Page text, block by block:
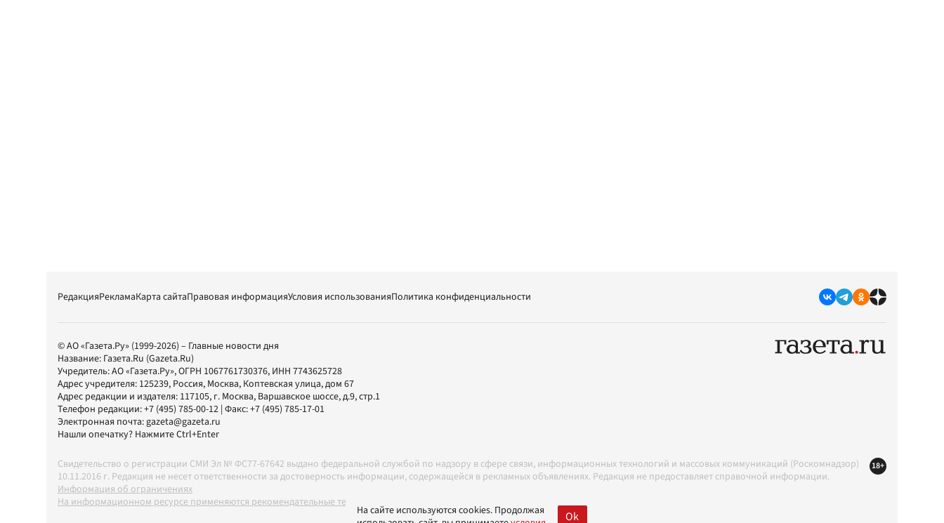
РедакцияРекламаКарта сайтаПравовая информацияУсловия использованияПолитика конфиденциальности
© АО «Газета.Ру» (1999-2026) – Главные новости дня
Название: Газета.Ru (Gazeta.Ru)
Учредитель:АО «Газета.Ру», ОГРН 1067761730376, ИНН 7743625728
Адрес учредителя: 125239, Россия, Москва, Коптевская улица, дом 67
Адрес редакции и издателя: 117105, г. Москва, Варшавское шоссе, д.9, стр.1
Телефон редакции:+7 (495) 785-00-12 | Факс:+7 (495) 785-17-01
Электронная почта:gazeta@gazeta.ru
Нашли опечатку? Нажмите Ctrl+Enter
Свидетельство о регистрации СМИ Эл № ФС77-67642 выдано федеральной службой по надзору в сфере связи, информационных технологий и массовых коммуникаций (Роскомнадзор)
10.11.2016 г. Редакция не несет ответственности за достоверность информации, содержащейся в рекламных объявлениях. Редакция не предоставляет справочной информации.
Информация об ограничениях
На информационном ресурсе применяются рекомендательные технологии в соответствии с Правилами
18+
На сайте используются cookies. Продолжая
Ok